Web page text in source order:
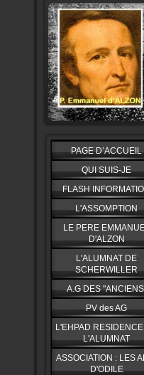
PAGE D’ACCUEIL
QUI SUIS-JE
FLASH
L'ASSOMPTION
LE PERE
D'ALZON
L'ALUMNAT DE
SCHERWILLER
A.G DES
PV des AG
L'EHPAD
L'ALUMNAT
ASSOCIATION : LES
D'ODILE